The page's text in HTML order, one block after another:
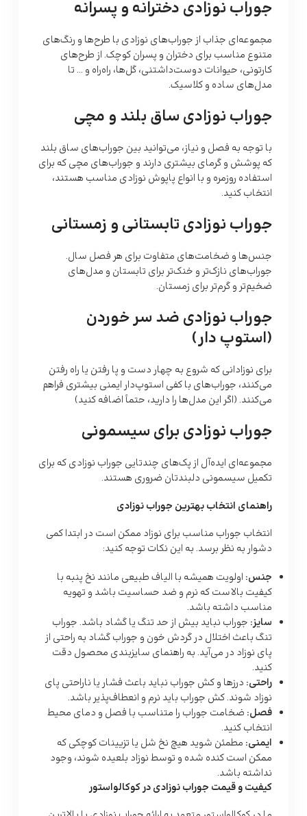
جوراب نوزادی دخترانه و پسرانه
مجموعه‌ای جذاب از جوراب‌های نوزادی با طرح‌ها و رنگ‌های
متنوع مناسب برای دختران و پسران کوچک. از طرح‌های
کارتونی، حیوانات دوست‌داشتنی، گل‌ها، راه‌راه و … تا
مدل‌های ساده و کلاسیک.
جوراب نوزادی ساق بلند و مچی
با توجه به فصل و نیاز، می‌توانید بین جوراب‌های ساق بلند
که پوشش و گرمای بیشتری دارند و جوراب‌های مچی که برای
استفاده روزمره و با انواع پاپوش نوزادی مناسب هستند،
انتخاب کنید.
جوراب نوزادی تابستانی و زمستانی
جنس‌ها و ضخامت‌های متفاوت برای هر فصل سال.
جوراب‌های نازک‌تر و خنک‌تر برای تابستان و مدل‌های
ضخیم‌تر و گرم‌تر برای زمستان.
جوراب نوزادی ضد سر خوردن
(استوپ دار)
برای نوزادانی که شروع به چهار دست و پا رفتن یا راه رفتن
می‌کنند، جوراب‌های با کفی استوپ‌دار ایمنی بیشتری فراهم
می‌کنند. (اگر این مدل‌ها را دارید، حتماً اضافه کنید)
جوراب نوزادی برای سیسمونی
مجموعه‌ای ایده‌آل از پک‌های چندتایی جوراب نوزادی که برای
تکمیل سیسمونی دلبندتان ضروری هستند.
راهنمای انتخاب بهترین جوراب نوزادی
انتخاب جوراب مناسب برای نوزاد ممکن است در ابتدا کمی
دشوار به نظر برسد. به این نکات توجه کنید:
جنس: اولویت همیشه با الیاف طبیعی مانند نخ پنبه با
کیفیت بالاست که نرم و ضد حساسیت باشد و تهویه
مناسب داشته باشد.
سایز: جوراب نباید بیش از حد تنگ یا گشاد باشد. جوراب
تنگ باعث اختلال در گردش خون و جوراب گشاد به راحتی از
پای نوزاد در می‌آید. به راهنمای سایزبندی محصول دقت
کنید.
راحتی: درزها و کش جوراب نباید باعث فشار یا ناراحتی پای
نوزاد شوند. کش جوراب باید نرم و انعطاف‌پذیر باشد.
فصل: ضخامت جوراب را متناسب با فصل و دمای محیط
انتخاب کنید.
ایمنی: مطمئن شوید هیچ نخ شل یا تزیینات کوچکی که
ممکن است کنده شده و توسط نوزاد بلعیده شوند، وجود
نداشته باشد.
کیفیت و قیمت جوراب نوزادی در کوکالواستور